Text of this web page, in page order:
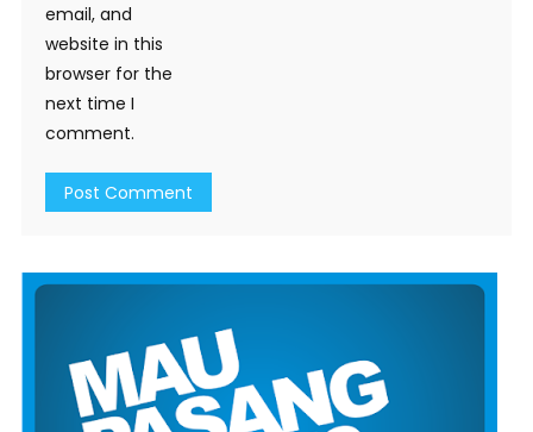
email, and
website in this
browser for the
next time I
comment.